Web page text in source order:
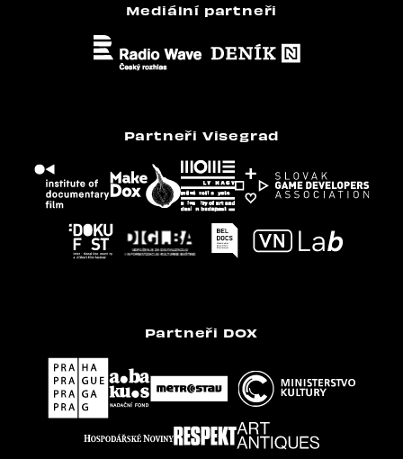
Mediální partneři
Partneři Visegrad
Partneři DOX